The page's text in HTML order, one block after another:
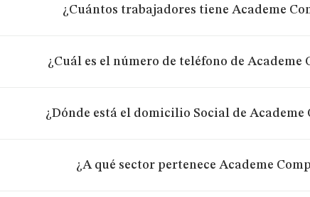
¿Cuántos trabajadores tiene Academe
¿Cuál es el número de teléfono de Academe
¿Dónde está el domicilio Social de Academe
¿A qué sector pertenece Academe